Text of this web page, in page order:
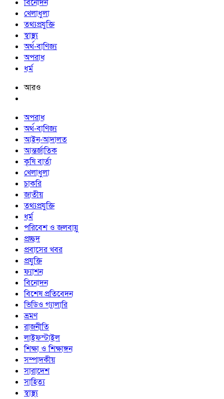
বিনোদন
খেলাধুলা
তথ্যপ্রযুক্তি
স্বাস্থ্য
অর্থ-বাণিজ্য
অপরাধ
ধর্ম
আরও
অপরাধ
অর্থ-বাণিজ্য
আইন-আদালত
আন্তর্জাতিক
কৃষি বার্তা
খেলাধুলা
চাকরি
জাতীয়
তথ্যপ্রযুক্তি
ধর্ম
পরিবেশ ও জলবায়ু
প্রচ্ছদ
প্রবাসের খবর
প্রযুক্তি
ফ্যাশন
বিনোদন
বিশেষ প্রতিবেদন
ভিডিও গ্যালারি
ভ্রমণ
রাজনীতি
লাইফস্টাইল
শিক্ষা ও শিক্ষাঙ্গন
সম্পাদকীয়
সারাদেশ
সাহিত্য
স্বাস্থ্য